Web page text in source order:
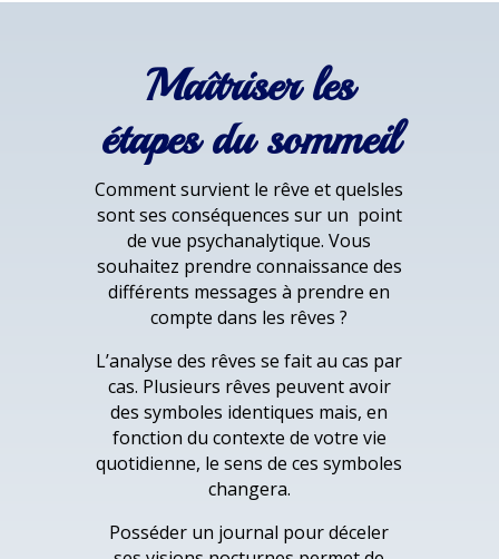
Maîtriser les
étapes du sommeil
Comment survient le rêve et quelsles
sont ses conséquences sur un point
de vue psychanalytique. Vous
souhaitez prendre connaissance des
différents messages à prendre en
compte dans les rêves ?
L’analyse des rêves se fait au cas par
cas. Plusieurs rêves peuvent avoir
des symboles identiques mais, en
fonction du contexte de votre vie
quotidienne, le sens de ces symboles
changera.
Posséder un journal pour déceler